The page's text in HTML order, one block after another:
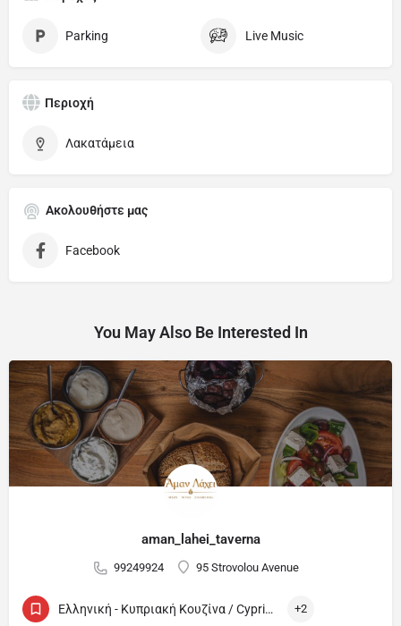
Parking Live Music
Περιοχή
Λακατάμεια
Ακολουθήστε μας
Facebook
You May Also Be Interested In
aman_lahei_taverna
99249924 95 Strovolou Avenue
Ελληνική - Κυπριακή Κουζίνα / Cypriot and Greek +2